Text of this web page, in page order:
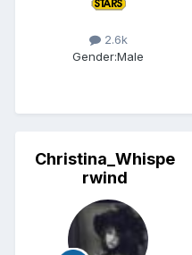
2.6k
Gender:Male
Christina_Whispe
rwind